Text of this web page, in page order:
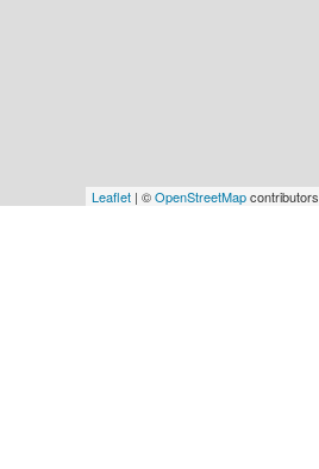
Leaflet | ©OpenStreetMapcontributors